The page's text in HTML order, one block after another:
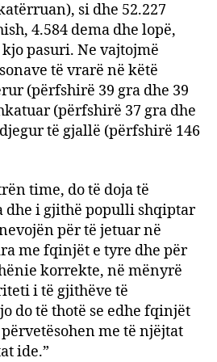
si dhe 52.227
4.584 dema dhe lopë,
pasuri. Ne vajtojmë
të vrarë në këtë
(përfshirë 39 gra dhe 39
(përfshirë 37 gra dhe
të gjallë (përfshirë 146
time, do të doja të
dhe i gjithë populli shqiptar
për të jetuar në
me fqinjët e tyre dhe për
korrekte, në mënyrë
i të gjithëve të
do të thotë se edhe fqinjët
me të njëjtat
ide.”